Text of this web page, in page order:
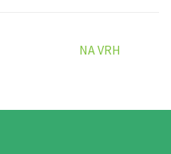
NA VRH